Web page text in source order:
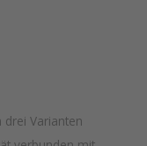
drei Varianten